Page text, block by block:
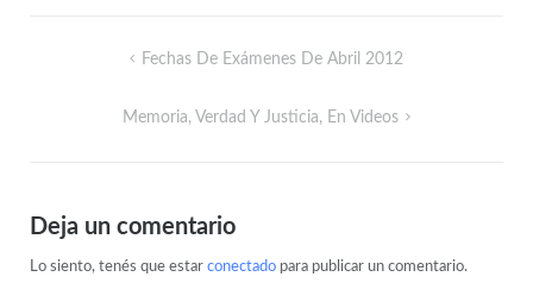
Fechas De Exámenes De Abril 2012
Memoria, Verdad Y Justicia, En Videos
Deja un comentario
Lo siento, tenés que estar conectadopara publicar un comentario.